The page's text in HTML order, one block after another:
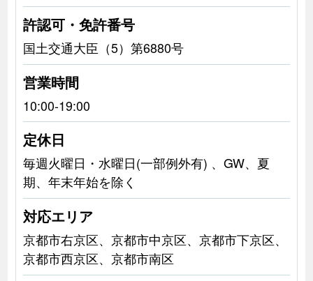
許認可・免許番号
国土交通大臣（5）第6880号
営業時間
10:00-19:00
定休日
毎週火曜日・水曜日(一部例外有) 、GW、夏
期、年末年始を除く
対応エリア
京都市右京区、京都市中京区、京都市下京区、
京都市西京区、京都市南区